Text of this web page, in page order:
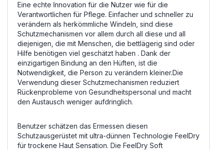
Eine echte Innovation für die Nutzer wie für die
Verantwortlichen für Pflege. Einfacher und schneller zu
verändern als herkömmliche Windeln, sind diese
Schutzmechanismen vor allem durch all diese und all
diejenigen, die mit Menschen, die bettlägerig sind oder
Hilfe benötigen viel geschätzt haben . Dank der
einzigartigen Bindung an den Hüften, ist die
Notwendigkeit, die Person zu verändern kleiner.Die
Verwendung dieser Schutzmechanismen reduziert
Rückenprobleme von Gesundheitspersonal und macht
den Austausch weniger aufdringlich.
Benutzer schätzen das Ermessen diesen
Schutzausgerüstet mit ultra-dünnen Technologie FeelDry
für trockene Haut Sensation. Die FeelDry Soft